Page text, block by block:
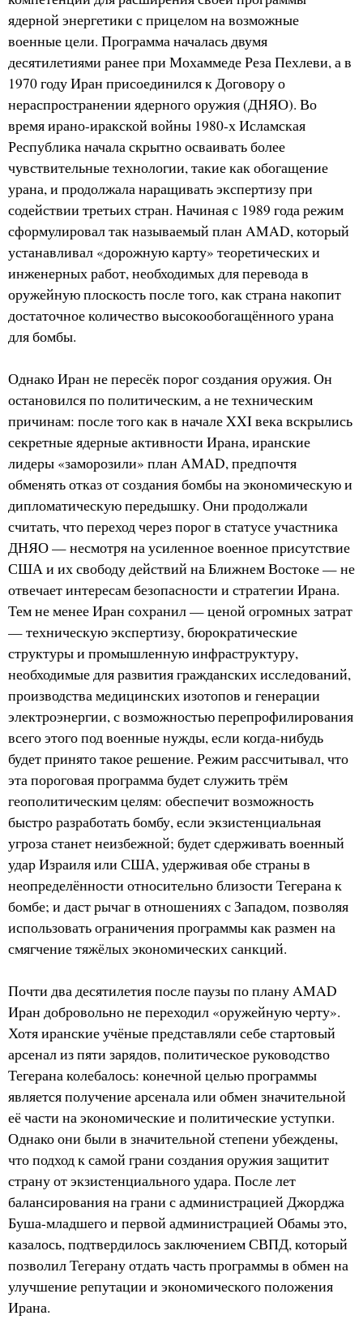
ядерной энергетики с прицелом на возможные
военные цели. Программа началась двумя
десятилетиями ранее при Мохаммеде Реза Пехлеви, а в
1970 году Иран присоединился к Договору о
нераспространении ядерного оружия (ДНЯО). Во
время ирано-иракской войны 1980-х Исламская
Республика начала скрытно осваивать более
чувствительные технологии, такие как обогащение
урана, и продолжала наращивать экспертизу при
содействии третьих стран. Начиная с 1989 года режим
сформулировал так называемый план AMAD, который
устанавливал «дорожную карту» теоретических и
инженерных работ, необходимых для перевода в
оружейную плоскость после того, как страна накопит
достаточное количество высокообогащённого урана
для бомбы.
Однако Иран не пересёк порог создания оружия. Он
остановился по политическим, а не техническим
причинам: после того как в начале XXI века вскрылись
секретные ядерные активности Ирана, иранские
лидеры «заморозили» план AMAD, предпочтя
обменять отказ от создания бомбы на экономическую и
дипломатическую передышку. Они продолжали
считать, что переход через порог в статусе участника
ДНЯО — несмотря на усиленное военное присутствие
США и их свободу действий на Ближнем Востоке — не
отвечает интересам безопасности и стратегии Ирана.
Тем не менее Иран сохранил — ценой огромных затрат
— техническую экспертизу, бюрократические
структуры и промышленную инфраструктуру,
необходимые для развития гражданских исследований,
производства медицинских изотопов и генерации
электроэнергии, с возможностью перепрофилирования
всего этого под военные нужды, если когда-нибудь
будет принято такое решение. Режим рассчитывал, что
эта пороговая программа будет служить трём
геополитическим целям: обеспечит возможность
быстро разработать бомбу, если экзистенциальная
угроза станет неизбежной; будет сдерживать военный
удар Израиля или США, удерживая обе страны в
неопределённости относительно близости Тегерана к
бомбе; и даст рычаг в отношениях с Западом, позволяя
использовать ограничения программы как размен на
смягчение тяжёлых экономических санкций.
Почти два десятилетия после паузы по плану AMAD
Иран добровольно не переходил «оружейную черту».
Хотя иранские учёные представляли себе стартовый
арсенал из пяти зарядов, политическое руководство
Тегерана колебалось: конечной целью программы
является получение арсенала или обмен значительной
её части на экономические и политические уступки.
Однако они были в значительной степени убеждены,
что подход к самой грани создания оружия защитит
страну от экзистенциального удара. После лет
балансирования на грани с администрацией Джорджа
Буша-младшего и первой администрацией Обамы это,
казалось, подтвердилось заключением СВПД, который
позволил Тегерану отдать часть программы в обмен на
улучшение репутации и экономического положения
Ирана.